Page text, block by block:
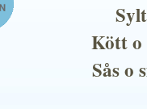
Kött
Sås o